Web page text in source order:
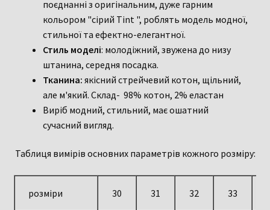
поєднанні з оригінальним, дуже гарним
кольором "сірий Tint ", роблять модель модної,
стильної та ефектно-елегантної.
Стиль моделі: молодіжний, звужена до низу
штанина, середня посадка.
Тканина: якісний стрейчевий котон, щільний,
але м'який. Склад- 98% котон, 2% еластан
Виріб модний, стильний, має ошатний
сучасний вигляд.
Таблиця вимірів основних параметрів кожного розміру:
розміри 30 31 32 33